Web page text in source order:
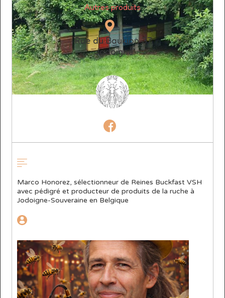
Autres produits
Rue du Baukion 37
Jodoigne
Marco Honorez, sélectionneur de Reines Buckfast VSH
avec pédigré et producteur de produits de la ruche à
Jodoigne-Souveraine en Belgique